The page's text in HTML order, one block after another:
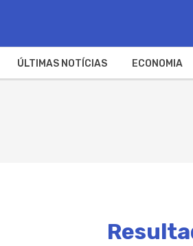
ÚLTIMAS NOTÍCIAS ECONOMIA